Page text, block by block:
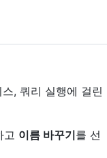
, 쿼리 실행에 걸린
고 이름 바꾸기를 선